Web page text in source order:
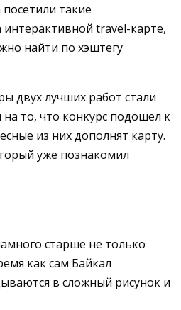
такие
travel-карте,
найти по хэштегу
двух лучших работ стали
то, что конкурс подошел к
из них дополнят карту.
уже познакомил
старше не только
как сам Байкал
в сложный рисунок и